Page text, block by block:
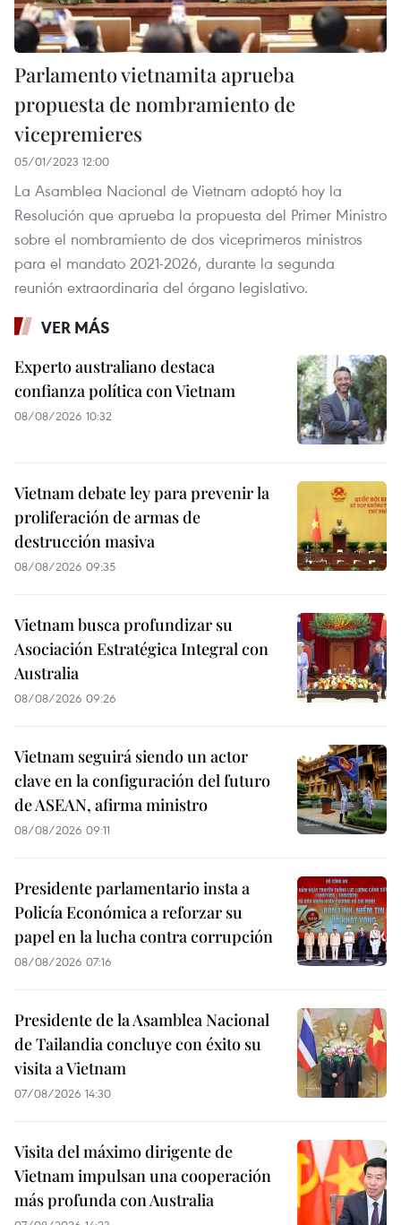
Parlamento vietnamita aprueba
propuesta de nombramiento de
vicepremieres
05/01/2023 12:00
La Asamblea Nacional de Vietnam adoptó hoy la
Resolución que aprueba la propuesta del Primer Ministro
sobre el nombramiento de dos viceprimeros ministros
para el mandato 2021-2026, durante la segunda
reunión extraordinaria del órgano legislativo.
VER MÁS
Experto australiano destaca
confianza política con Vietnam
08/08/2026 10:32
Vietnam debate ley para prevenir la
proliferación de armas de
destrucción masiva
08/08/2026 09:35
Vietnam busca profundizar su
Asociación Estratégica Integral con
Australia
08/08/2026 09:26
Vietnam seguirá siendo un actor
clave en la configuración del futuro
de ASEAN, afirma ministro
08/08/2026 09:11
Presidente parlamentario insta a
Policía Económica a reforzar su
papel en la lucha contra corrupción
08/08/2026 07:16
Presidente de la Asamblea Nacional
de Tailandia concluye con éxito su
visita a Vietnam
07/08/2026 14:30
Visita del máximo dirigente de
Vietnam impulsan una cooperación
más profunda con Australia